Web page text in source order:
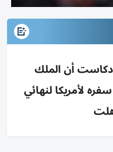
أن الملك
لأمريكا لنهائي